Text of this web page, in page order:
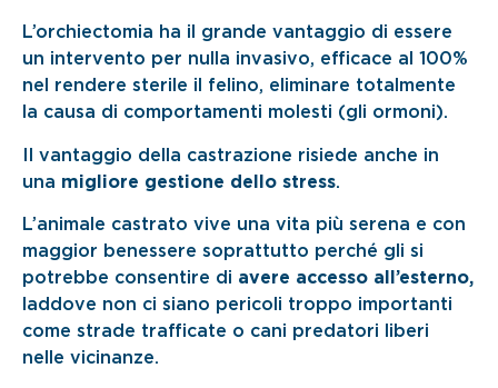
L’orchiectomia ha il grande vantaggio di essere
un intervento per nulla invasivo, efficace al 100%
nel rendere sterile il felino, eliminare totalmente
la causa di comportamenti molesti (gli ormoni).
Il vantaggio della castrazione risiede anche in
una migliore gestione dello stress.
L’animale castrato vive una vita più serena e con
maggior benessere soprattutto perché gli si
potrebbe consentire di avere accesso all’esterno,
laddove non ci siano pericoli troppo importanti
come strade trafficate o cani predatori liberi
nelle vicinanze.